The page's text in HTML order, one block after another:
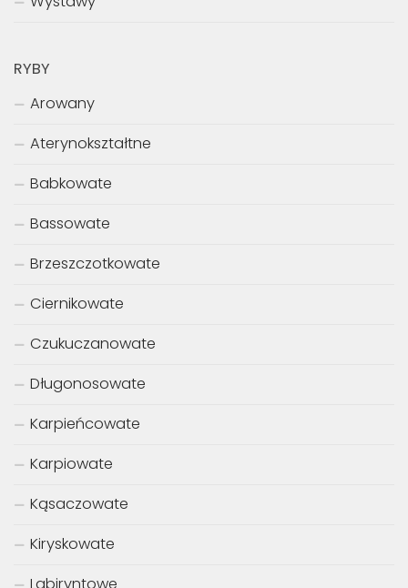
Wywiady
GALERIE
Aquascaping
Biotopy
Wystawy
RYBY
Arowany
Aterynokształtne
Babkowate
Bassowate
Brzeszczotkowate
Ciernikowate
Czukuczanowate
Długonosowate